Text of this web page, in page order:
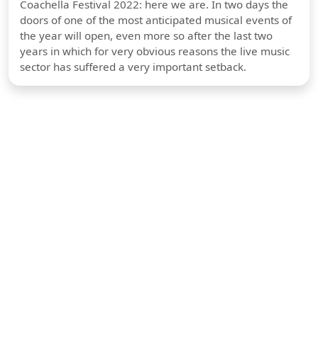
Coachella Festival 2022: here we are. In two days the
doors of one of the most anticipated musical events of
the year will open, even more so after the last two
years in which for very obvious reasons the live music
sector has suffered a very important setback.